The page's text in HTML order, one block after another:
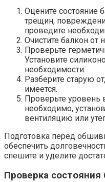
Оцените состояние
трещин,
проведите
Очистите балкон
Проверьте
Установите
необходимости.​
Разберите старую
имеется.
Проверьте уровень
необходимо,
вентиляцию или
Подготовка перед
обеспечить
спешите и уделите
Проверка состояния